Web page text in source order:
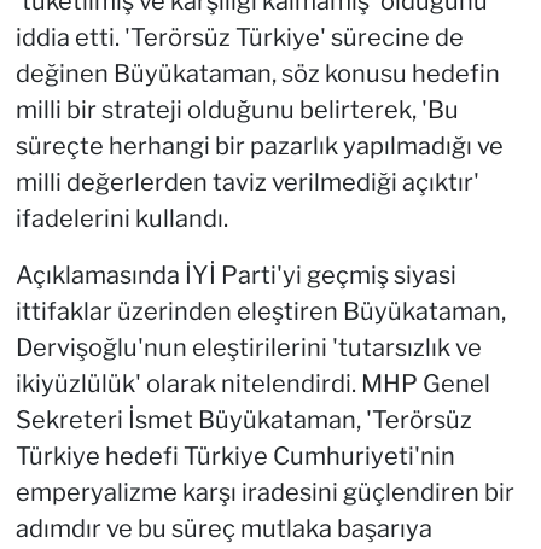
iddia etti. 'Terörsüz Türkiye' sürecine de
değinen Büyükataman, söz konusu hedefin
milli bir strateji olduğunu belirterek, 'Bu
süreçte herhangi bir pazarlık yapılmadığı ve
milli değerlerden taviz verilmediği açıktır'
ifadelerini kullandı.
Açıklamasında İYİ Parti'yi geçmiş siyasi
ittifaklar üzerinden eleştiren Büyükataman,
Dervişoğlu'nun eleştirilerini 'tutarsızlık ve
ikiyüzlülük' olarak nitelendirdi. MHP Genel
Sekreteri İsmet Büyükataman, 'Terörsüz
Türkiye hedefi Türkiye Cumhuriyeti'nin
emperyalizme karşı iradesini güçlendiren bir
adımdır ve bu süreç mutlaka başarıya